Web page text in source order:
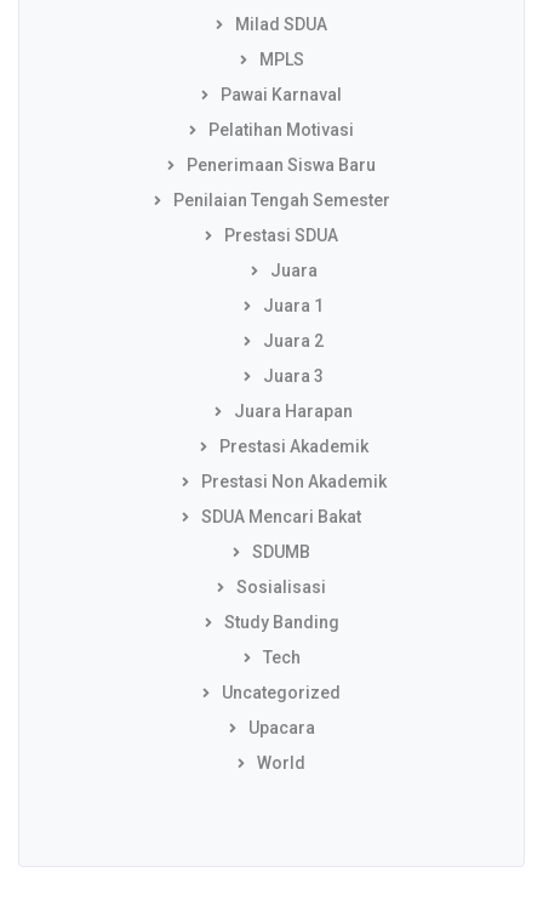
Milad SDUA
MPLS
Pawai Karnaval
Pelatihan Motivasi
Penerimaan Siswa Baru
Penilaian Tengah Semester
Prestasi SDUA
Juara
Juara 1
Juara 2
Juara 3
Juara Harapan
Prestasi Akademik
Prestasi Non Akademik
SDUA Mencari Bakat
SDUMB
Sosialisasi
Study Banding
Tech
Uncategorized
Upacara
World